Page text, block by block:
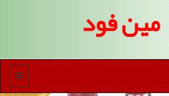
مین فود
منو